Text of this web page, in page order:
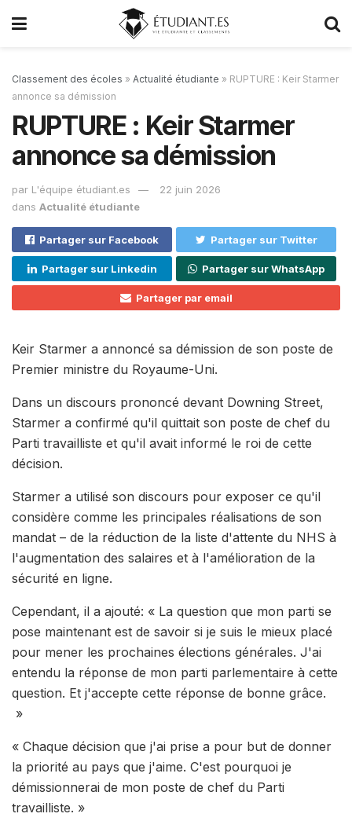
Classement des écoles » Actualité étudiante » RUPTURE : Keir Starmer
annonce sa démission
RUPTURE : Keir Starmer
annonce sa démission
par L'équipe étudiant.es
22 juin 2026
dans Actualité étudiante
Partager sur Facebook Partager sur Twitter
Partager sur Linkedin Partager sur WhatsApp
Partager par email
Keir Starmer a annoncé sa démission de son poste de
Premier ministre du Royaume-Uni.
Dans un discours prononcé devant Downing Street,
Starmer a confirmé qu'il quittait son poste de chef du
Parti travailliste et qu'il avait informé le roi de cette
décision.
Starmer a utilisé son discours pour exposer ce qu'il
considère comme les principales réalisations de son
mandat – de la réduction de la liste d'attente du NHS à
l'augmentation des salaires et à l'amélioration de la
sécurité en ligne.
Cependant, il a ajouté: « La question que mon parti se
pose maintenant est de savoir si je suis le mieux placé
pour mener les prochaines élections générales. J'ai
entendu la réponse de mon parti parlementaire à cette
question. Et j'accepte cette réponse de bonne grâce.
»
« Chaque décision que j'ai prise a pour but de donner
la priorité au pays que j'aime. C'est pourquoi je
démissionnerai de mon poste de chef du Parti
travailliste. »